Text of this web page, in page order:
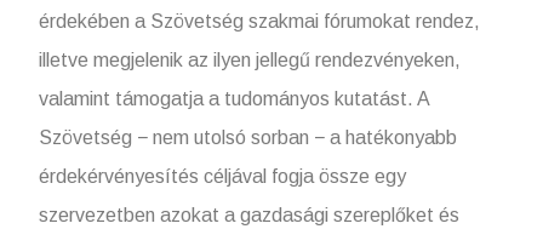
érdekében a Szövetség szakmai fórumokat rendez,
illetve megjelenik az ilyen jellegű rendezvényeken,
valamint támogatja a tudományos kutatást. A
Szövetség − nem utolsó sorban − a hatékonyabb
érdekérvényesítés céljával fogja össze egy
szervezetben azokat a gazdasági szereplőket és